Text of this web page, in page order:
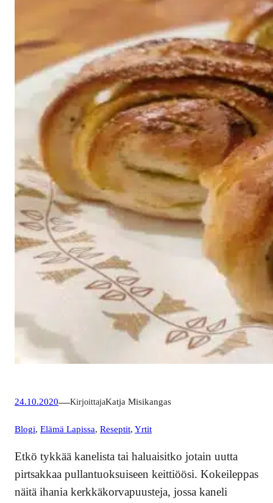
24.10.2020—KirjoittajaKatja Misikangas
Blogi, Elämä Lapissa, Reseptit, Yrtit
Etkö tykkää kanelista tai haluaisitko jotain uutta
pirtsakkaa pullantuoksuiseen keittiöösi. Kokeileppas
näitä ihania kerkkäkorvapuusteja, jossa kaneli